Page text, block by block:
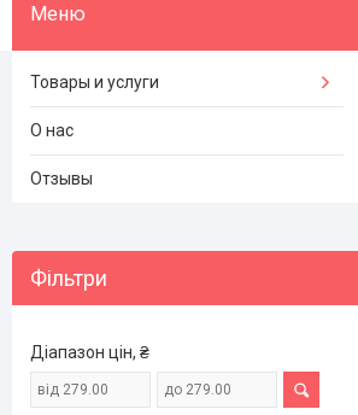
Товары и услуги
О нас
Отзывы
Фільтри
Діапазон цін, ₴